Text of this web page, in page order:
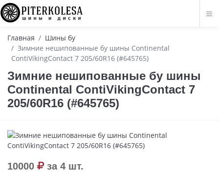
Главная
Шины бу
Зимние нешипованные бу шины Continental
ContiVikingContact 7 205/60R16 (#645765)
Зимние нешипованные бу шины
Continental ContiVikingContact 7
205/60R16 (#645765)
10000 за 4 шт.